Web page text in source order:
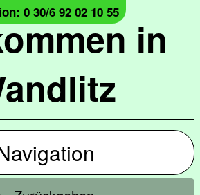
in
0 30/6 92 02 10 55